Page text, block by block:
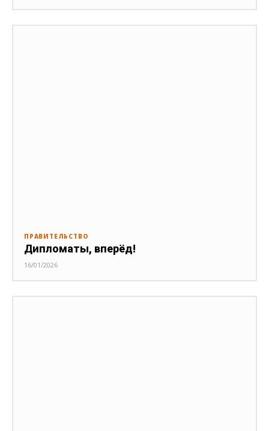
ПРАВИТЕЛЬСТВО
Дипломаты, вперёд!
16/01/2026